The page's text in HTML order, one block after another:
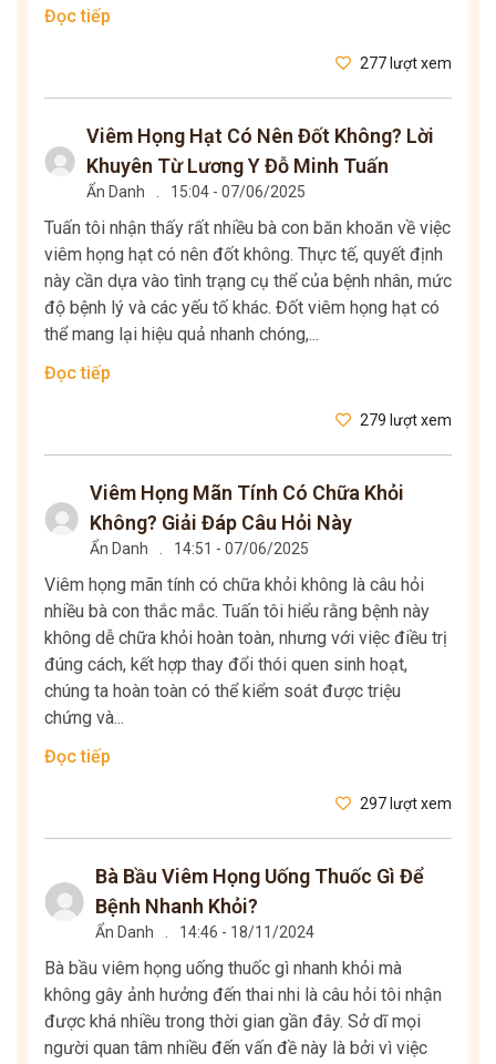
Đọc tiếp
277 lượt xem
Viêm Họng Hạt Có Nên Đốt Không? Lời
Khuyên Từ Lương Y Đỗ Minh Tuấn
Ẩn Danh 15:04 - 07/06/2025
Tuấn tôi nhận thấy rất nhiều bà con băn khoăn về việc
viêm họng hạt có nên đốt không. Thực tế, quyết định
này cần dựa vào tình trạng cụ thể của bệnh nhân, mức
độ bệnh lý và các yếu tố khác. Đốt viêm họng hạt có
thể mang lại hiệu quả nhanh chóng,...
Đọc tiếp
279 lượt xem
Viêm Họng Mãn Tính Có Chữa Khỏi
Không? Giải Đáp Câu Hỏi Này
Ẩn Danh 14:51 - 07/06/2025
Viêm họng mãn tính có chữa khỏi không là câu hỏi
nhiều bà con thắc mắc. Tuấn tôi hiểu rằng bệnh này
không dễ chữa khỏi hoàn toàn, nhưng với việc điều trị
đúng cách, kết hợp thay đổi thói quen sinh hoạt,
chúng ta hoàn toàn có thể kiểm soát được triệu
chứng và...
Đọc tiếp
297 lượt xem
Bà Bầu Viêm Họng Uống Thuốc Gì Để
Bệnh Nhanh Khỏi?
Ẩn Danh 14:46 - 18/11/2024
Bà bầu viêm họng uống thuốc gì nhanh khỏi mà
không gây ảnh hưởng đến thai nhi là câu hỏi tôi nhận
được khá nhiều trong thời gian gần đây. Sở dĩ mọi
người quan tâm nhiều đến vấn đề này là bởi vì việc